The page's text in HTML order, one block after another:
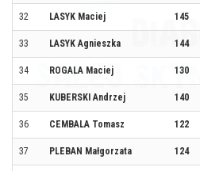
32 LASYK Maciej 145
33 LASYK Agnieszka 144
34 ROGALA Maciej 130
35 KUBERSKI Andrzej 140
36 CEMBALA Tomasz 122
37 PLEBAN Małgorzata 124